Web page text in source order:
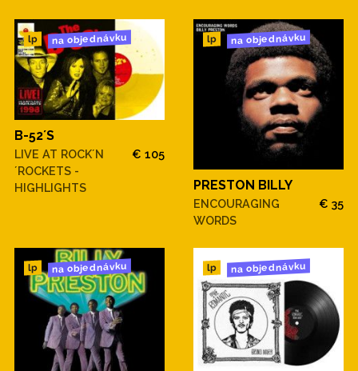
lp na objednávku
B-52´S
LIVE AT ROCK´N
´ROCKETS -
HIGHLIGHTS
€ 105
lp na objednávku
PRESTON BILLY
ENCOURAGING
WORDS
€ 35
lp na objednávku lp na objednávku